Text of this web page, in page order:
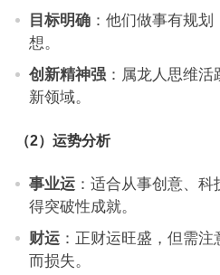
目标明确：他们做事有规划
想。
创新精神强：属龙人思维活
新领域。
（2）运势分析
事业运：适合从事创意、科
得突破性成就。
财运：正财运旺盛，但需注
而损失。